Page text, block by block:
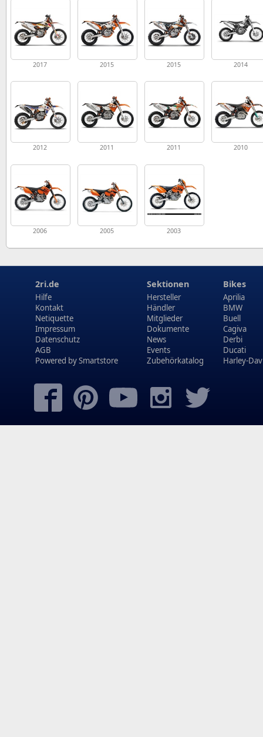
2017 2015 2015 2014
2012 2011 2011 2010
2006 2005 2003
2ri.de
Hilfe
Kontakt
Netiquette
Impressum
Datenschutz
AGB
Powered bySmartstore
Sektionen
Hersteller
Händler
Mitglieder
Dokumente
News
Events
Zubehörkatalog
Bikes
Aprilia
BMW
Buell
Cagiva
Derbi
Ducati
Harley-